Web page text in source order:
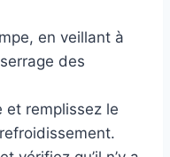
en veillant à
des
et remplissez le